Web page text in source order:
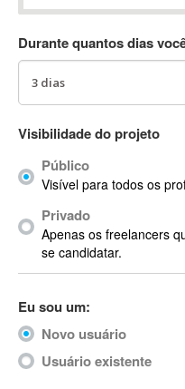
AC3
ACID Pro
ACPI
Acrobat
Acrobat X
Acronis
ACT
Actimize
ActionScript
ActionScript 3
Durante quantos dias
Visibilidade do projeto
Público
Visível para todos os
Privado
Apenas os freelancers
se candidatar.
Eu sou um:
Novo usuário
Usuário existente